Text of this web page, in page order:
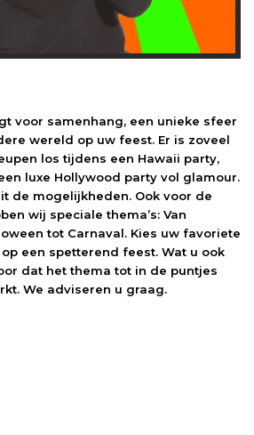
voor samenhang, een unieke sfeer
wereld op uw feest. Er is zoveel
los tijdens een Hawaii party,
luxe Hollywood party vol glamour.
de mogelijkheden. Ook voor de
wij speciale thema’s: Van
tot Carnaval. Kies uw favoriete
een spetterend feest. Wat u ook
dat het thema tot in de puntjes
We adviseren u graag.